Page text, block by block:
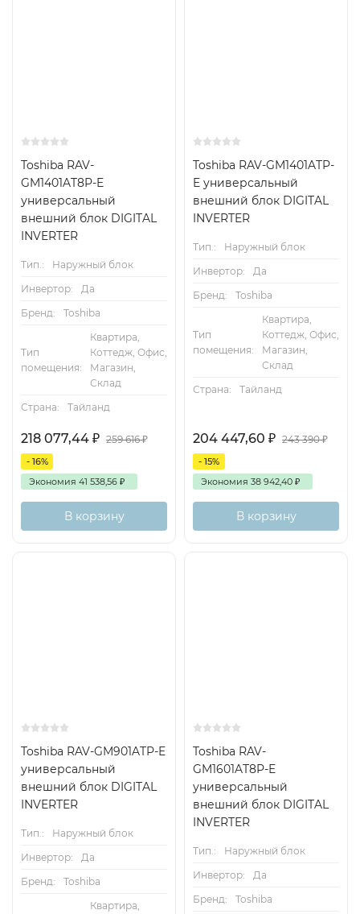
Toshiba RAV-
GM1401AT8P-E
универсальный
внешний блок DIGITAL
INVERTER
Тип.:
Наружный блок
Инвертор:
Да
Бренд:
Toshiba
Тип
помещения:
Квартира,
Коттедж, Офис,
Магазин,
Склад
Страна:
Тайланд
218 077,44 ₽ 259 616₽
- 16%
Экономия 41 538,56 ₽
В корзину
Toshiba RAV-GM1401ATP-
E универсальный
внешний блок DIGITAL
INVERTER
Тип.:
Наружный блок
Инвертор:
Да
Бренд:
Toshiba
Тип
помещения:
Квартира,
Коттедж, Офис,
Магазин,
Склад
Страна:
Тайланд
204 447,60 ₽ 243 390₽
- 15%
Экономия 38 942,40 ₽
В корзину
Toshiba RAV-GM901ATP-E
универсальный
внешний блок DIGITAL
INVERTER
Тип.:
Наружный блок
Инвертор:
Да
Бренд:
Toshiba
Квартира,
Toshiba RAV-
GM1601AT8P-E
универсальный
внешний блок DIGITAL
INVERTER
Тип.:
Наружный блок
Инвертор:
Да
Бренд:
Toshiba